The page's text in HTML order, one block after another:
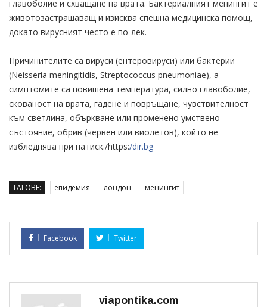
главоболие и схващане на врата. Бактериалният менингит е
животозастрашаващ и изисква спешна медицинска помощ,
докато вирусният често е по-лек.
Причинителите са вируси (ентеровируси) или бактерии
(Neisseria meningitidis, Streptococcus pneumoniae), а
симптомите са повишена температура, силно главоболие,
скованост на врата, гадене и повръщане, чувствителност
към светлина, объркване или променено умствено
състояние, обрив (червен или виолетов), който не
избледнява при натиск./https:/dir.bg
ТАГОВЕ: епидемия лондон менингит
Facebook Twitter
viapontika.com